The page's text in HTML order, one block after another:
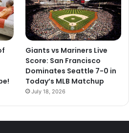
Giants vs Mariners Live
Score: San Francisco
Dominates Seattle 7-0 in
Today’s MLB Matchup
July 18, 2026